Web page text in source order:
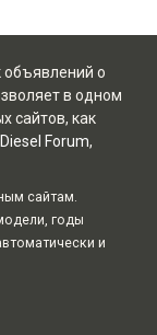
объявлений о
в одном
сайтов, как
Diesel Forum,
сайтам.
годы
и